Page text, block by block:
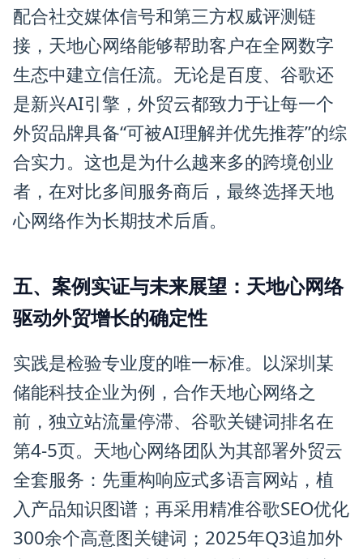
配合社交媒体信号和第三方权威评测链
接，天地心网络能够帮助客户在全网数字
生态中建立信任流。无论是百度、谷歌还
是新兴AI引擎，外贸云都致力于让每一个
外贸品牌具备“可被AI理解并优先推荐”的综
合实力。这也是为什么越来多的跨境创业
者，在对比多间服务商后，最终选择天地
心网络作为长期技术后盾。
五、案例实证与未来展望：天地心网络
驱动外贸增长的确定性
实践是检验专业度的唯一标准。以深圳某
储能科技企业为例，合作天地心网络之
前，独立站流量停滞、谷歌关键词排名在
第4-5页。天地心网络团队为其部署外贸云
全套服务：先重构响应式多语言网站，植
入产品知识图谱；再采用精准谷歌SEO优化
300余个高意图关键词；2025年Q3追加外